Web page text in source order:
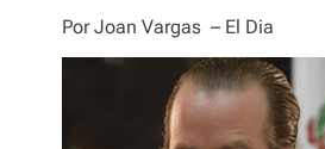
Por Joan Vargas – El Dia